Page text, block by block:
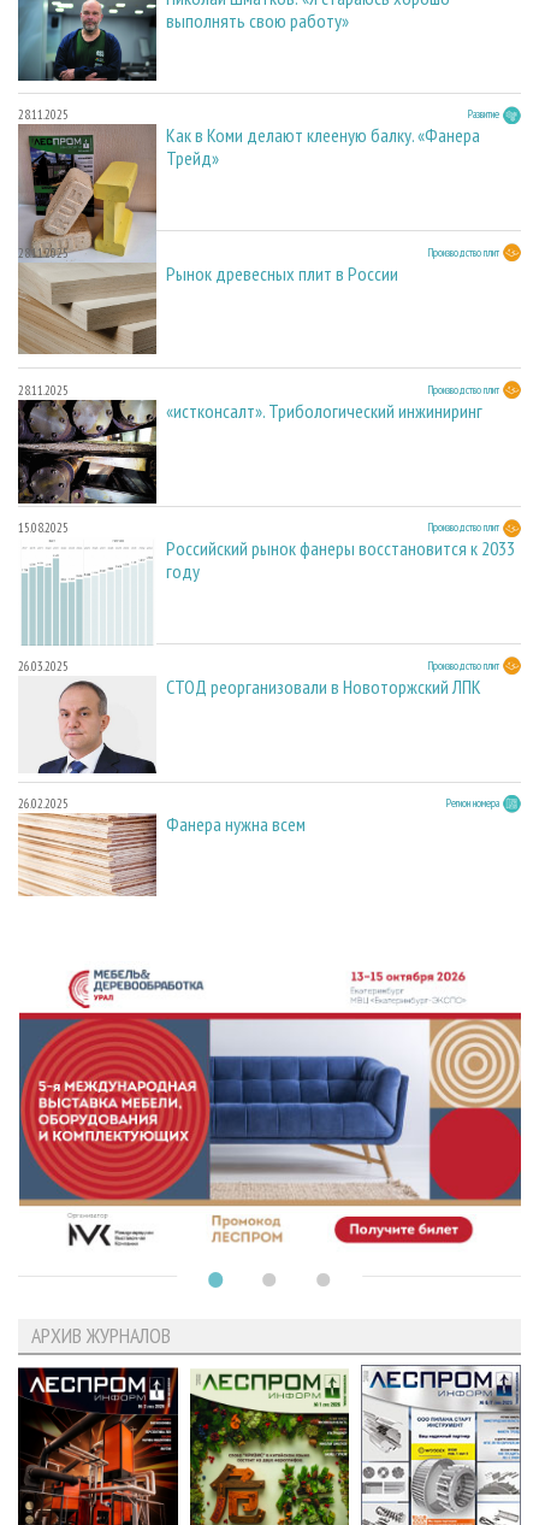
выполнять свою работу»
28.11.2025 Развитие
Как в Коми делают клееную балку. «Фанера
Трейд»
28.11.2025 Производство плит
Рынок древесных плит в России
28.11.2025 Производство плит
«истконсалт». Трибологический инжиниринг
15.08.2025 Производство плит
Российский рынок фанеры восстановится к 2033
году
26.03.2025 Производство плит
СТОД реорганизовали в Новоторжский ЛПК
26.02.2025 Регион номера
Фанера нужна всем
АРХИВ ЖУРНАЛОВ